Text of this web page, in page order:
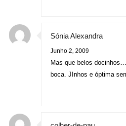
Sónia Alexandra
Junho 2, 2009
Mas que belos
boca. JInhos e óptima